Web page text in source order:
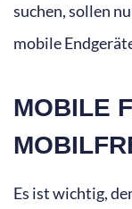
suchen, sollen
mobile
MOBILE
Es ist wichtig,